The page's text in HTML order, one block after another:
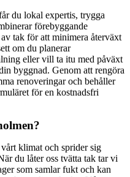
du lokal expertis, trygga
förebyggande
tak för att minimera återväxt
om du planerar
eller vill ta itu med påväxt
byggnad. Genom att rengöra
renoveringar och behåller
för en kostnadsfri
klimat och sprider sig
du låter oss tvätta tak tar vi
som samlar fukt och kan